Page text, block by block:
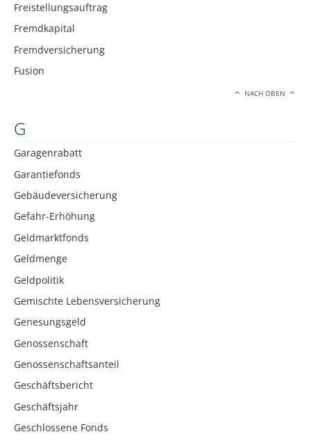
Freistellungsauftrag
Fremdkapital
Fremdversicherung
Fusion
NACH OBEN
G
Garagenrabatt
Garantiefonds
Gebäudeversicherung
Gefahr-Erhöhung
Geldmarktfonds
Geldmenge
Geldpolitik
Gemischte Lebensversicherung
Genesungsgeld
Genossenschaft
Genossenschaftsanteil
Geschäftsbericht
Geschäftsjahr
Geschlossene Fonds